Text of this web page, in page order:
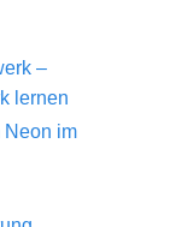
–
lernen
Neon im